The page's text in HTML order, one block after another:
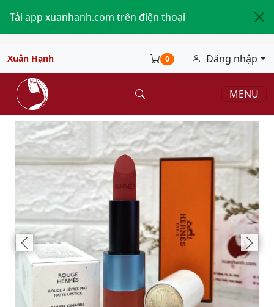
Tải app xuanhanh.com trên điện thoại
Xuân Hạnh 0 Đăng nhập
MENU